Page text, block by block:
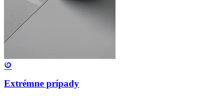
Extrémne prípady